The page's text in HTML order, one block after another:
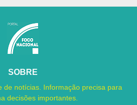
SOBRE
de notícias. Informação precisa para
decisões importantes.